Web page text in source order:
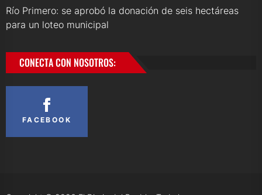
Río Primero: se aprobó la donación de seis hectáreas
para un loteo municipal
CONECTA CON NOSOTROS:
FACEBOOK